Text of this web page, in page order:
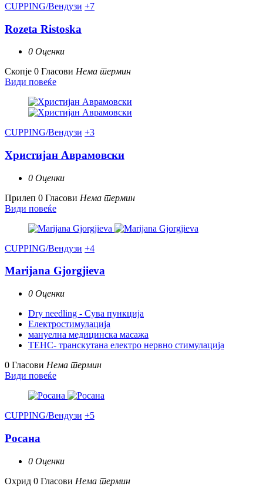
CUPPING/Вендузи +7
Rozeta Ristoska
0 Оценки
Скопје 0 Гласови Нема термин
Види повеќе
CUPPING/Вендузи +3
Христијан Аврамовски
0 Оценки
Прилеп 0 Гласови Нема термин
Види повеќе
CUPPING/Вендузи +4
Marijana Gjorgjieva
0 Оценки
Dry needling - Сува пункција
Електростимулација
мануелна медицинска масажа
ТЕНС- транскутана електро нервно стимулација
0 Гласови Нема термин
Види повеќе
CUPPING/Вендузи +5
Росана
0 Оценки
Охрид 0 Гласови Нема термин